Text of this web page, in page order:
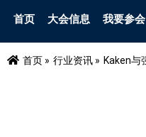
首页 大会信息 我要参会
首页 » 行业资讯 » Kaken与